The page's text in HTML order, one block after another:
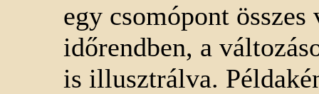
egy csomópont
időrendben, a
is illusztrálva.